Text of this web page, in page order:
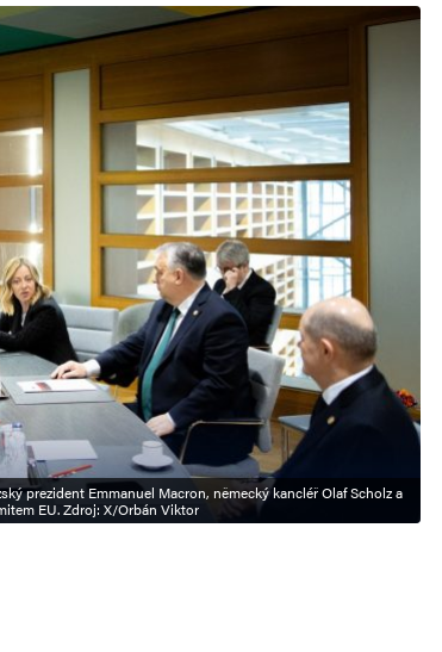
prezident Emmanuel Macron, německý kancléř Olaf Scholz a
EU. Zdroj: X/Orbán Viktor